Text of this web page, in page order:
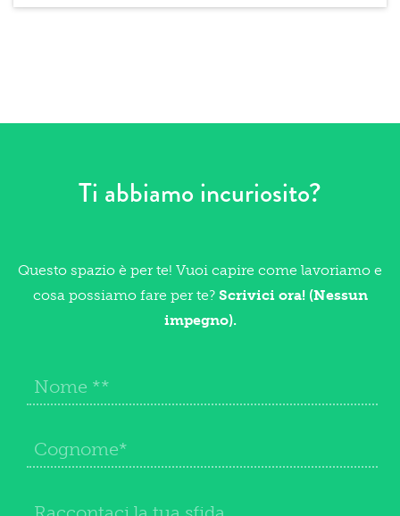
Ti abbiamo incuriosito?
Questo spazio è per te! Vuoi capire come lavoriamo e
cosa possiamo fare per te? Scrivici ora! (Nessun
impegno).